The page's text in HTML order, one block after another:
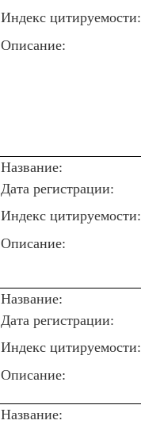
Индекс цитируемости:
Описание:
Название:
Дата регистрации:
Индекс цитируемости:
Описание:
Название:
Дата регистрации:
Индекс цитируемости:
Описание:
Название: